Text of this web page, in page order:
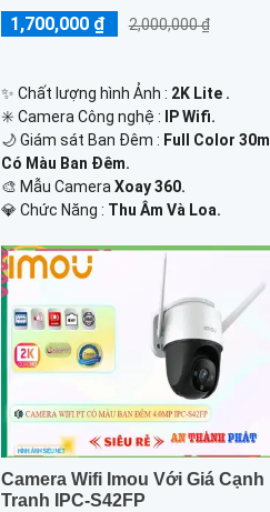
1,700,000 ₫ 2,000,000 ₫
✨ Chất lượng hình Ảnh : 2K Lite .
✳️ Camera Công nghệ :
IP Wifi.
🌙 Giám sát Ban Đêm : Full Color 30m
Có Màu Ban Ðêm.
🎨 Mẫu CameraXoay 360.
️💎 Chức Năng : Thu Âm Và Loa.
Camera Wifi Imou Với Giá Cạnh
Tranh IPC-S42FP